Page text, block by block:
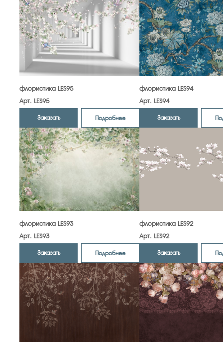
флористика LES95
Арт. LES95
Заказать Подробнее
флористика LES94
Арт. LES94
Заказать
флористика LES93
Арт. LES93
Заказать Подробнее
флористика LES92
Арт. LES92
Заказать